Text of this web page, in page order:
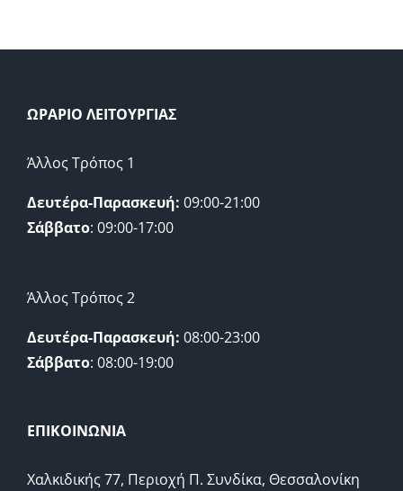
ΩΡΑΡΙΟ ΛΕΙΤΟΥΡΓΙΑΣ
Άλλος Τρόπος 1
Δευτέρα-Παρασκευή: 09:00-21:00
Σάββατο: 09:00-17:00
Άλλος Τρόπος 2
Δευτέρα-Παρασκευή: 08:00-23:00
Σάββατο: 08:00-19:00
ΕΠΙΚΟΙΝΩΝΙΑ
Χαλκιδικής 77, Περιοχή Π. Συνδίκα, Θεσσαλονίκη